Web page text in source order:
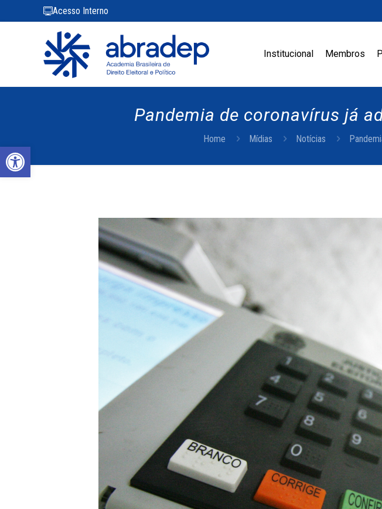
Abrir a barra de ferramentas
Acesso Interno
Institucional Membros
Pandemia de coronavírus já
Home Mídias Notícias